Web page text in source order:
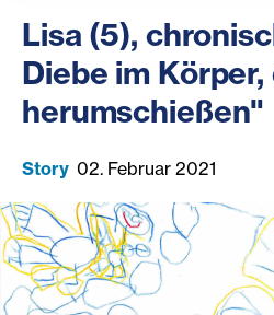
Lisa (5),
Diebe im Körper,
herumschießen"
Story 02. Februar 2021